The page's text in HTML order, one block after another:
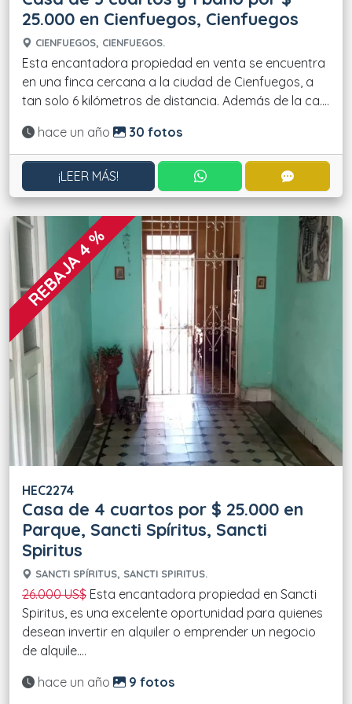
25.000 en Cienfuegos, Cienfuegos
CIENFUEGOS, CIENFUEGOS.
Esta encantadora propiedad en venta se encuentra
en una finca cercana a la ciudad de Cienfuegos, a
tan solo 6 kilómetros de distancia. Además de la ca....
Actualizado:
hace un año 30 fotos
¡LEER MÁS! CONTACTAR POR
REBAJA 4 %
HEC2274
Casa de 4 cuartos por $ 25.000 en
Parque, Sancti Spíritus, Sancti
Spiritus
SANCTI SPÍRITUS, SANCTI SPIRITUS.
26.000 US$ Esta encantadora propiedad en Sancti
Spiritus, es una excelente oportunidad para quienes
desean invertir en alquiler o emprender un negocio
de alquile....
Actualizado:
hace un año 9 fotos